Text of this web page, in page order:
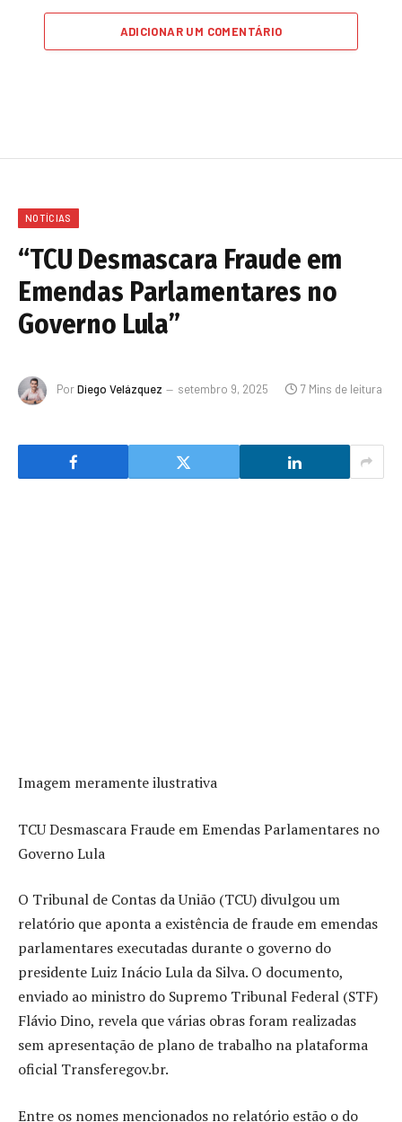
ADICIONAR UM COMENTÁRIO
NOTÍCIAS
“TCU Desmascara Fraude em
Emendas Parlamentares no
Governo Lula”
PorDiego Velázquez setembro 9, 2025 7 Mins de leitura
Imagem meramente ilustrativa
TCU Desmascara Fraude em Emendas Parlamentares no
Governo Lula
O Tribunal de Contas da União (TCU) divulgou um
relatório que aponta a existência de fraude em emendas
parlamentares executadas durante o governo do
presidente Luiz Inácio Lula da Silva. O documento,
enviado ao ministro do Supremo Tribunal Federal (STF)
Flávio Dino, revela que várias obras foram realizadas
sem apresentação de plano de trabalho na plataforma
oficial Transferegov.br.
Entre os nomes mencionados no relatório estão o do